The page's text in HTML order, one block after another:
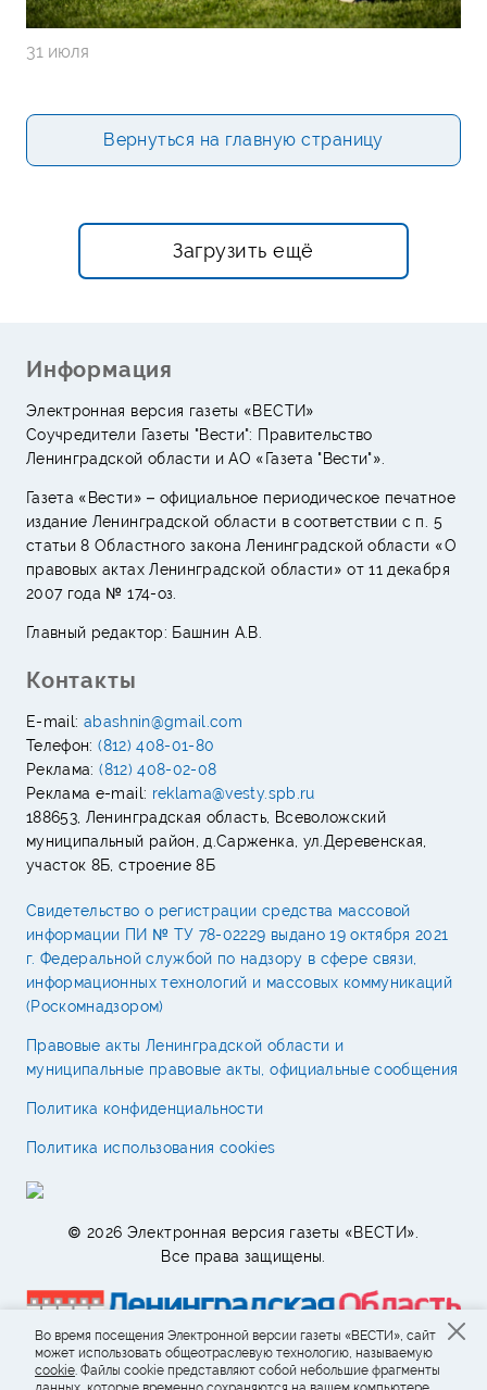
31 июля
Вернуться на главную страницу
Загрузить ещё
Информация
Электронная версия газеты «ВЕСТИ»
Соучредители Газеты "Вести": Правительство
Ленинградской области и АО «Газета "Вести"».
Газета «Вести» – официальное периодическое печатное
издание Ленинградской области в соответствии с п. 5
статьи 8 Областного закона Ленинградской области «О
правовых актах Ленинградской области» от 11 декабря
2007 года № 174-оз.
Главный редактор: Башнин А.В.
Контакты
E-mail: abashnin@gmail.com
Телефон:(812) 408-01-80
Реклама:(812) 408-02-08
Реклама e-mail: reklama@vesty.spb.ru
188653, Ленинградская область, Всеволожский
муниципальный район, д.Сарженка, ул.Деревенская,
участок 8Б, строение 8Б
Свидетельство о регистрации средства массовой
информации ПИ № ТУ 78-02229 выдано 19 октября 2021
г. Федеральной службой по надзору в сфере связи,
информационных технологий и массовых коммуникаций
(Роскомнадзором)
Правовые акты Ленинградской области и
муниципальные правовые акты, официальные сообщения
Политика конфиденциальности
Политика использования cookies
© 2026 Электронная версия газеты «ВЕСТИ».
Все права защищены.
Во время посещения Электронной версии газеты «ВЕСТИ», сайт
может использовать общеотраслевую технологию, называемую
cookie. Файлы cookie представляют собой небольшие фрагменты